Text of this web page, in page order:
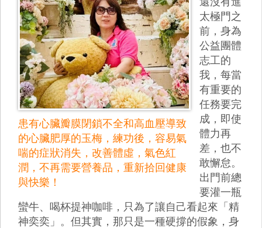
患有心臟瓣膜閉鎖不全和高血壓導致
的心臟肥厚的玉梅，練功後，容易氣
喘的症狀消失，改善體虛，氣色紅
潤，不再需要營養品，重新拾回健康
與快樂！
太極門之
前，身為
公益團體
志工的
我，每當
有重要的
任務要完
成，即使
體力再
差，也不
敢懈怠。
出門前總
要灌一瓶
蠻牛、喝杯提神咖啡，只為了讓自己看起來「精
神奕奕」。但其實，那只是一種硬撐的假象，身